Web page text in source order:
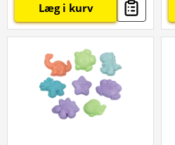
Læg i kurv